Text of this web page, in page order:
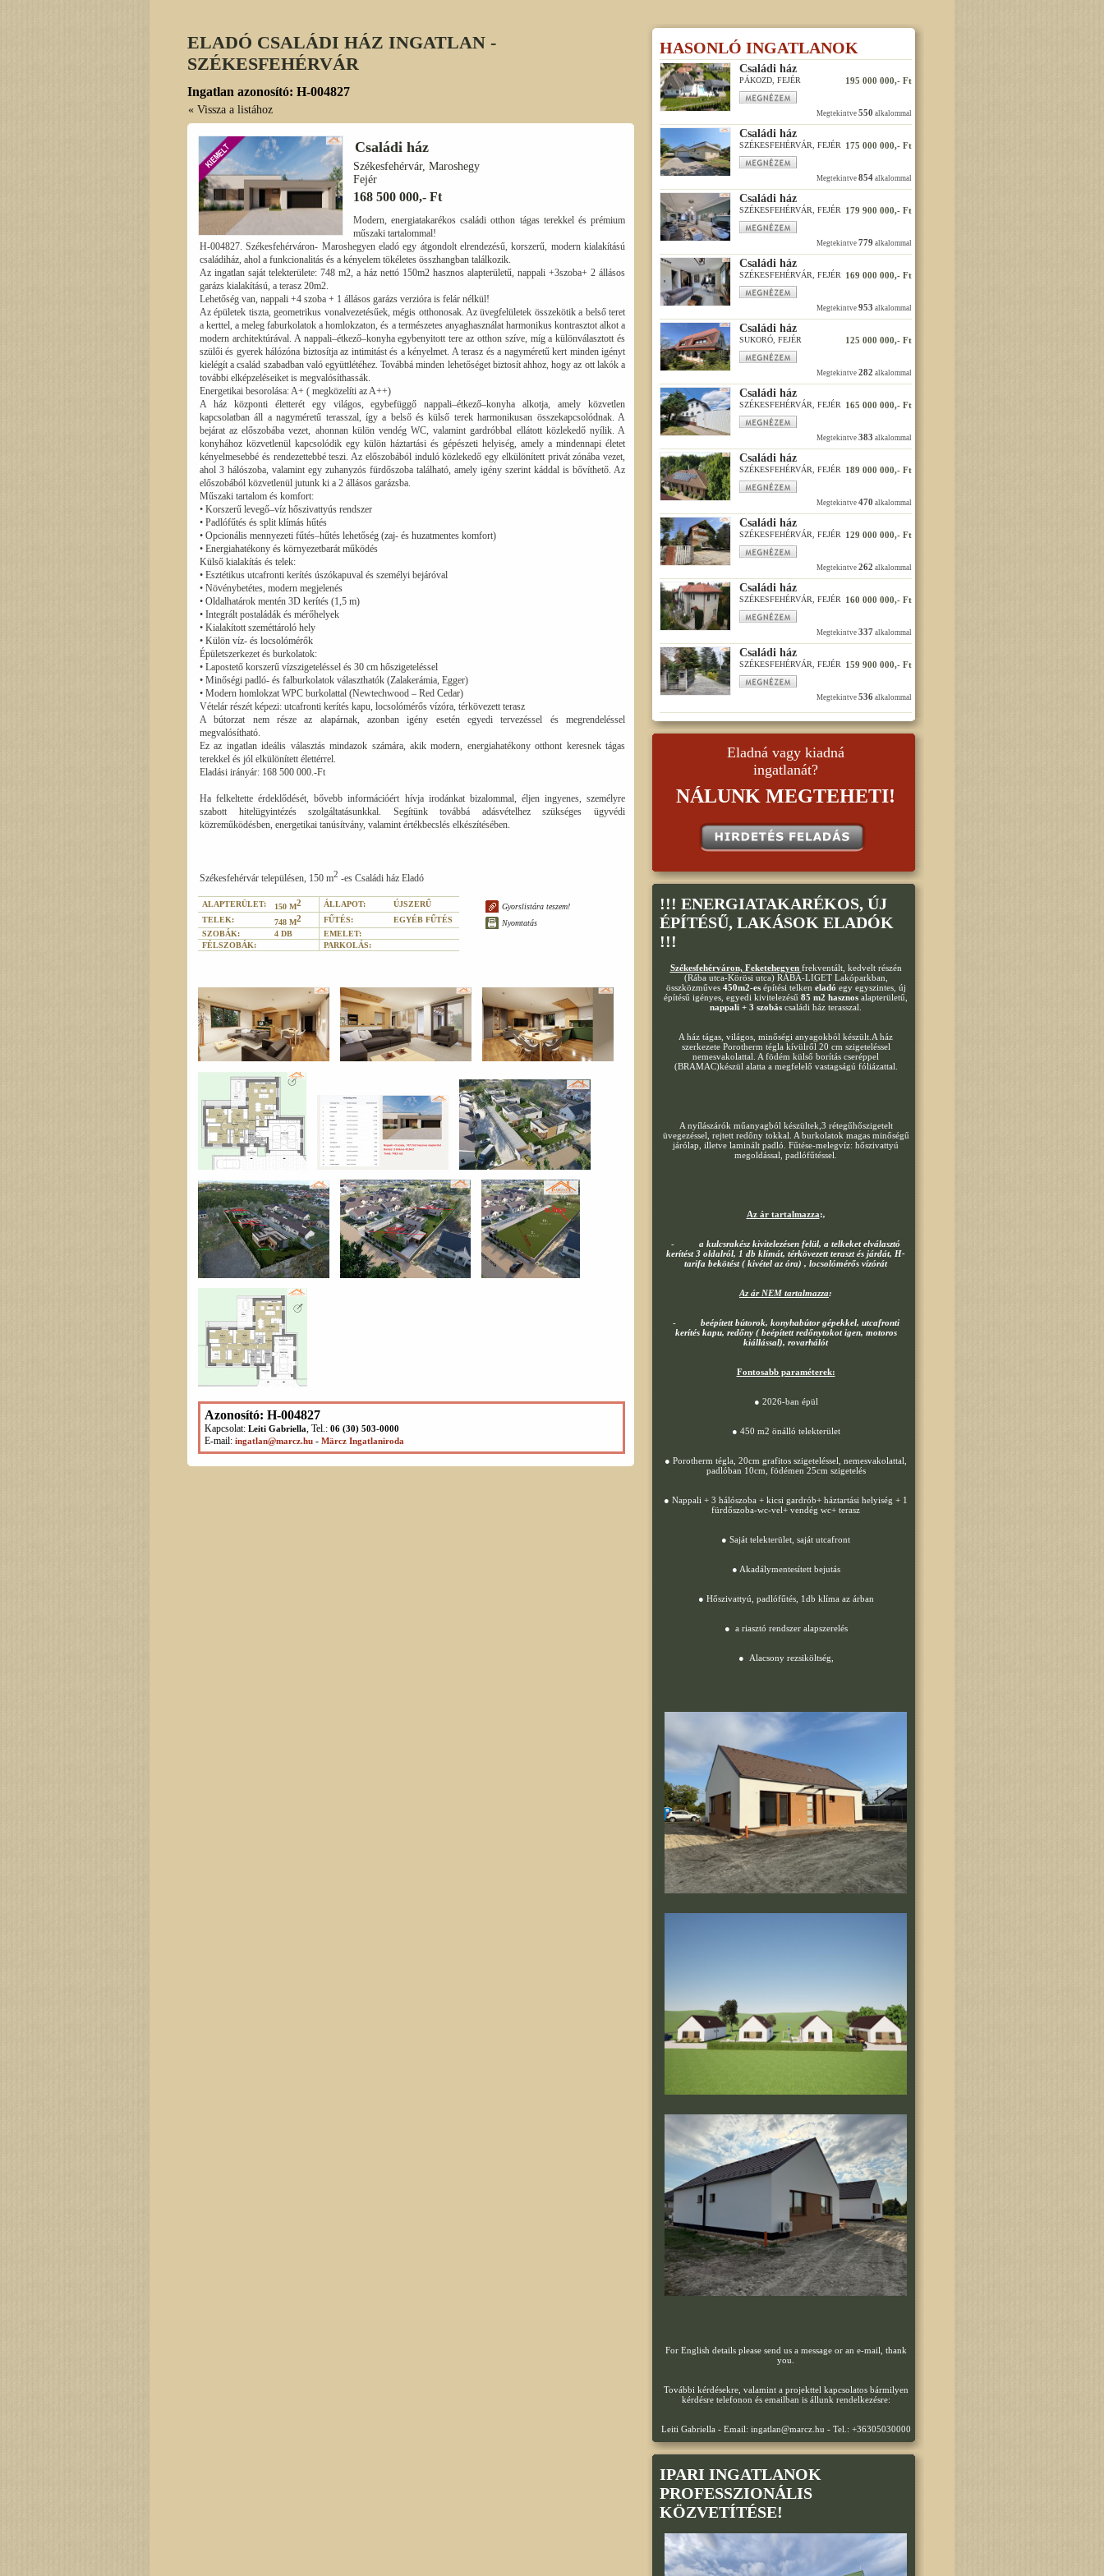
ELADÓ CSALÁDI HÁZ INGATLAN -
SZÉKESFEHÉRVÁR
Ingatlan azonosító: H-004827
« Vissza a listához
Családi ház
Székesfehérvár, Maroshegy
Fejér
168 500 000,- Ft
Modern, energiatakarékos családi otthon tágas terekkel és prémium
műszaki tartalommal!
H-004827. Székesfehérváron- Maroshegyen eladó egy átgondolt elrendezésű, korszerű, modern kialakítású
családiház, ahol a funkcionalitás és a kényelem tökéletes összhangban találkozik.
Az ingatlan saját telekterülete: 748 m2, a ház nettó 150m2 hasznos alapterületű, nappali +3szoba+ 2 állásos
garázs kialakítású, a terasz 20m2.
Lehetőség van, nappali +4 szoba + 1 állásos garázs verzióra is felár nélkül!
Az épületek tiszta, geometrikus vonalvezetésűek, mégis otthonosak. Az üvegfelületek összekötik a belső teret
a kerttel, a meleg faburkolatok a homlokzaton, és a természetes anyaghasználat harmonikus kontrasztot alkot a
modern architektúrával. A nappali–étkező–konyha egybenyitott tere az otthon szíve, míg a különválasztott és
szülői és gyerek hálózóna biztosítja az intimitást és a kényelmet. A terasz és a nagyméretű kert minden igényt
kielégít a család szabadban való együttlétéhez. Továbbá minden lehetőséget biztosít ahhoz, hogy az ott lakók a
további elképzeléseiket is megvalósíthassák.
Energetikai besorolása: A+ ( megközelíti az A++)
A ház központi életterét egy világos, egybefüggő nappali–étkező–konyha alkotja, amely közvetlen
kapcsolatban áll a nagyméretű terasszal, így a belső és külső terek harmonikusan összekapcsolódnak. A
bejárat az előszobába vezet, ahonnan külön vendég WC, valamint gardróbbal ellátott közlekedő nyílik. A
konyhához közvetlenül kapcsolódik egy külön háztartási és gépészeti helyiség, amely a mindennapi életet
kényelmesebbé és rendezettebbé teszi. Az előszobából induló közlekedő egy elkülönített privát zónába vezet,
ahol 3 hálószoba, valamint egy zuhanyzós fürdőszoba található, amely igény szerint káddal is bővíthető. Az
előszobából közvetlenül jutunk ki a 2 állásos garázsba.
Műszaki tartalom és komfort:
• Korszerű levegő–víz hőszivattyús rendszer
• Padlófűtés és split klímás hűtés
• Opcionális mennyezeti fűtés–hűtés lehetőség (zaj- és huzatmentes komfort)
• Energiahatékony és környezetbarát működés
Külső kialakítás és telek:
• Esztétikus utcafronti kerítés úszókapuval és személyi bejáróval
• Növénybetétes, modern megjelenés
• Oldalhatárok mentén 3D kerítés (1,5 m)
• Integrált postaládák és mérőhelyek
• Kialakított szeméttároló hely
• Külön víz- és locsolómérők
Épületszerkezet és burkolatok:
• Lapostető korszerű vízszigeteléssel és 30 cm hőszigeteléssel
• Minőségi padló- és falburkolatok választhatók (Zalakerámia, Egger)
• Modern homlokzat WPC burkolattal (Newtechwood – Red Cedar)
Vételár részét képezi: utcafronti kerítés kapu, locsolómérős vízóra, térkövezett terasz
A bútorzat nem része az alapárnak, azonban igény esetén egyedi tervezéssel és megrendeléssel
megvalósítható.
Ez az ingatlan ideális választás mindazok számára, akik modern, energiahatékony otthont keresnek tágas
terekkel és jól elkülönített élettérrel.
Eladási irányár: 168 500 000.-Ft
Ha felkeltette érdeklődését, bővebb információért hívja irodánkat bizalommal, éljen ingyenes, személyre
szabott hitelügyintézés szolgáltatásunkkal. Segítünk továbbá adásvételhez szükséges ügyvédi
közreműködésben, energetikai tanúsítvány, valamint értékbecslés elkészítésében.
Székesfehérvár településen, 150 m2 -es Családi ház Eladó
ALAPTERÜLET: 150 M2 ÁLLAPOT:
ÚJSZERŰ
TELEK:
748 M2 FŰTÉS:
EGYÉB FŰTÉS
SZOBÁK:
4 DB
EMELET:
FÉLSZOBÁK:
PARKOLÁS:
Gyorslistára teszem!
Nyomtatás
Azonosító: H-004827
Kapcsolat: Leiti Gabriella, Tel.: 06 (30) 503-0000
E-mail: ingatlan@marcz.hu - Märcz Ingatlaniroda
HASONLÓ INGATLANOK
Családi ház
195 000 000,- Ft
PÁKOZD, FEJÉR
Megtekintve 550 alkalommal
Családi ház
175 000 000,- Ft
SZÉKESFEHÉRVÁR, FEJÉR
Megtekintve 854 alkalommal
Családi ház
179 900 000,- Ft
SZÉKESFEHÉRVÁR, FEJÉR
Megtekintve 779 alkalommal
Családi ház
169 000 000,- Ft
SZÉKESFEHÉRVÁR, FEJÉR
Megtekintve 953 alkalommal
Családi ház
125 000 000,- Ft
SUKORÓ, FEJÉR
Megtekintve 282 alkalommal
Családi ház
165 000 000,- Ft
SZÉKESFEHÉRVÁR, FEJÉR
Megtekintve 383 alkalommal
Családi ház
189 000 000,- Ft
SZÉKESFEHÉRVÁR, FEJÉR
Megtekintve 470 alkalommal
Családi ház
129 000 000,- Ft
SZÉKESFEHÉRVÁR, FEJÉR
Megtekintve 262 alkalommal
Családi ház
160 000 000,- Ft
SZÉKESFEHÉRVÁR, FEJÉR
Megtekintve 337 alkalommal
Családi ház
159 900 000,- Ft
SZÉKESFEHÉRVÁR, FEJÉR
Megtekintve 536 alkalommal
Eladná vagy kiadná
ingatlanát?
NÁLUNK MEGTEHETI!
!!! ENERGIATAKARÉKOS, ÚJ
ÉPÍTÉSŰ, LAKÁSOK ELADÓK
!!!
Székesfehérváron, Feketehegyen frekventált, kedvelt részén
(Rába utca-Körösi utca) RÁBA-LIGET Lakóparkban,
összközműves 450m2-esépítési telken eladó egy egyszintes, új
építésű igényes, egyedi kivitelezésű 85 m2 hasznos alapterületű,
nappali + 3 szobás családi ház terasszal.
A ház tágas, világos, minőségi anyagokból készült.A ház
szerkezete Porotherm tégla kívülről 20 cm szigeteléssel
nemesvakolattal. A födém külső borítás cseréppel
(BRAMAC)készül alatta a megfelelő vastagságú fóliázattal.
A nyílászárók műanyagból készültek,3 rétegűhőszigetelt
üvegezéssel, rejtett redőny tokkal. A burkolatok magas minőségű
járólap, illetve laminált padló. Fűtése-melegvíz: hőszivattyú
megoldással, padlófűtéssel.
Az ár tartalmazza:,
- a kulcsrakész kivitelezésen felül, a telkeket elválasztó
kerítést 3 oldalról, 1 db klímát, térkövezett teraszt és járdát, H-
tarifa bekötést ( kivétel az óra) , locsolómérős vízórát
Az ár NEM tartalmazza:
- beépített bútorok, konyhabútor gépekkel, utcafronti
kerítés kapu, redőny ( beépített redőnytokot igen, motoros
kiállással), rovarhálót
Fontosabb paraméterek:
● 2026-ban épül
● 450 m2 önálló telekterület
● Porotherm tégla, 20cm grafitos szigeteléssel, nemesvakolattal,
padlóban 10cm, födémen 25cm szigetelés
● Nappali + 3 hálószoba + kicsi gardrób+ háztartási helyiség + 1
fürdőszoba-wc-vel+ vendég wc+ terasz
● Saját telekterület, saját utcafront
● Akadálymentesített bejutás
● Hőszivattyú, padlófűtés, 1db klíma az árban
● a riasztó rendszer alapszerelés
● Alacsony rezsiköltség,
For English details please send us a message or an e-mail, thank
you.
További kérdésekre, valamint a projekttel kapcsolatos bármilyen
kérdésre telefonon és emailban is állunk rendelkezésre:
Leiti Gabriella - Email: ingatlan@marcz.hu - Tel.: +36305030000
IPARI INGATLANOK
PROFESSZIONÁLIS
KÖZVETÍTÉSE!